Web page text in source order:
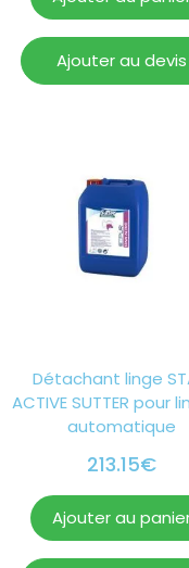
Ajouter au devis
Détachant linge
ACTIVE SUTTER pour
automatique
213.15€
Ajouter au